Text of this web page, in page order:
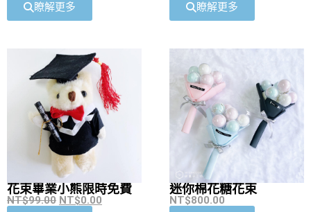
瞭解更多
瞭解更多
花束畢業小熊限時免費
NT$99.00 NT$0.00
迷你棉花糖花束
NT$800.00